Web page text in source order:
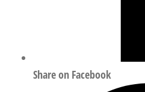
Share on Facebook